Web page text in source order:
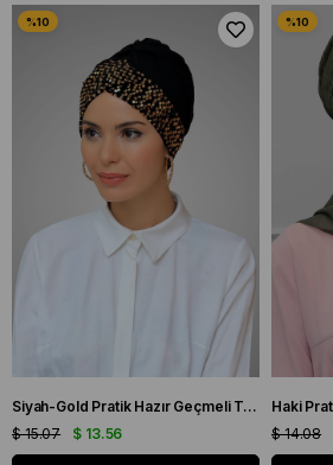
Siyah-Gold Pratik Hazır Geçmeli Tesettür Bone Sandy Kumaş Pullu Tek Çapraz 1907_102
$ 13.56
$ 15.07 $ 14.08